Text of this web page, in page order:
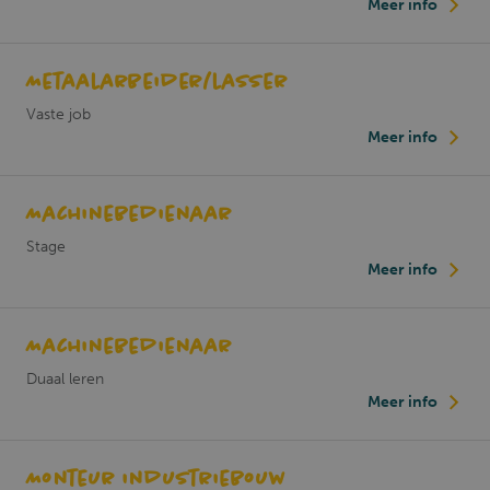
Meer info
Metaalarbeider/lasser
Vaste job
Meer info
Machinebedienaar
Stage
Meer info
Machinebedienaar
Duaal leren
Meer info
Monteur industriebouw
www.google.com
weken